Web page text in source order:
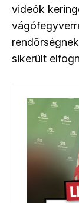
videók
sikerült